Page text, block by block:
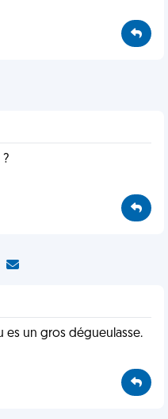
es un gros dégueulasse.